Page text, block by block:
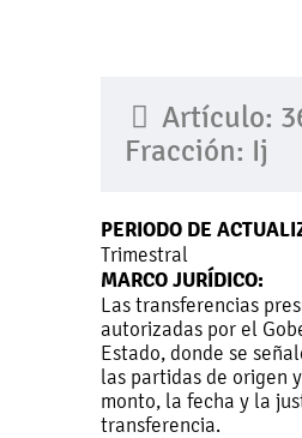
Artículo:
Fracción: Ij
PERIODO DE
Trimestral
MARCO JURÍDICO:
Las transferencias
autorizadas por el
Estado, donde se
las partidas de origen
monto, la fecha y la
transferencia.